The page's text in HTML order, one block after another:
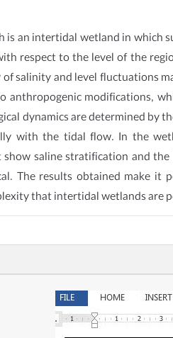
is an intertidal wetland in
respect to the level of the
salinity and level fluctuations
anthropogenic modifications,
dynamics are determined by
with the tidal flow. In the
saline stratification and
The results obtained make it
that intertidal wetlands are